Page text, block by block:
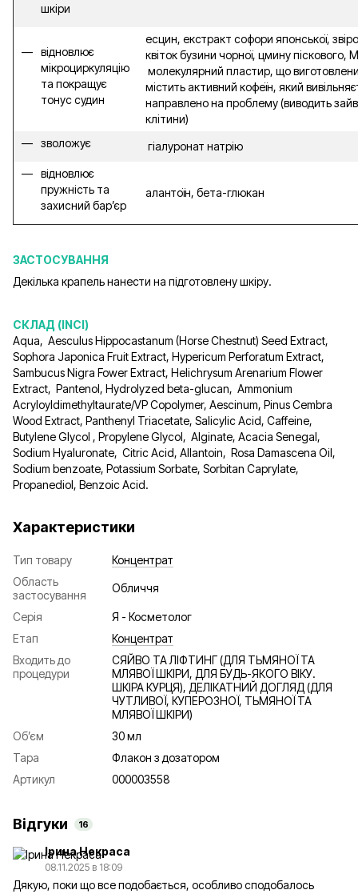
шкіри
відновлює
мікроциркуляцію
та покращує
тонус судин
есцин, екстракт софори японської,
квіток бузини чорної, цмину піскового,
молекулярний пластир, що
містить активний кофеїн, який
направлено на проблему (виводить
клітини)
зволожує
гіалуронат натрію
відновлює
пружність та
захисний бар’єр
алантоїн, бета-глюкан
ЗАСТОСУВАННЯ
Декілька крапель нанести на підготовлену шкіру.
СКЛАД (INCI)
Aqua, Aesculus Hippocastanum (Horse Chestnut) Seed Extract,
Sophora Japonica Fruit Extract, Hypericum Perforatum Extract,
Sambucus Nigra Fower Extract, Helichrysum Arenarium Flower
Extract, Pantenol, Hydrolyzed beta-glucan, Ammonium
Acryloyldimethyltaurate/VP Copolymer, Aescinum, Pinus Cembra
Wood Extract, Panthenyl Triacetate, Salicylic Acid, Caffeine,
Butylene Glycol , Propylene Glycol, Alginate, Acacia Senegal,
Sodium Hyaluronate, Citric Acid, Allantoin, Rosa Damascena Oil,
Sodium benzoate, Potassium Sorbate, Sorbitan Caprylate,
Propanediol, Benzoic Acid.
Характеристики
Тип товару
Концентрат
Область
застосування
Обличчя
Серія
Я - Косметолог
Етап
Концентрат
Входить до
процедури
СЯЙВО ТА ЛІФТИНГ (ДЛЯ ТЬМЯНОЇ ТА
МЛЯВОЇ ШКІРИ, ДЛЯ БУДЬ-ЯКОГО ВІКУ.
ШКІРА КУРЦЯ), ДЕЛІКАТНИЙ ДОГЛЯД (ДЛЯ
ЧУТЛИВОЇ, КУПЕРОЗНОЇ, ТЬМЯНОЇ ТА
МЛЯВОЇ ШКІРИ)
Об’єм
30 мл
Тара
Флакон з дозатором
Артикул
000003558
Відгуки 16
Ірина Некраса
08.11.2025 в 18:09
Дякую, поки що все подобається, особливо сподобалось